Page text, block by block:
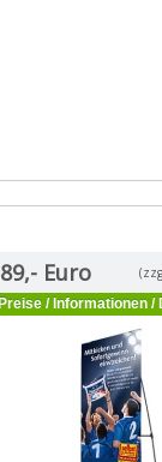
Euro
Preise / Informationen /